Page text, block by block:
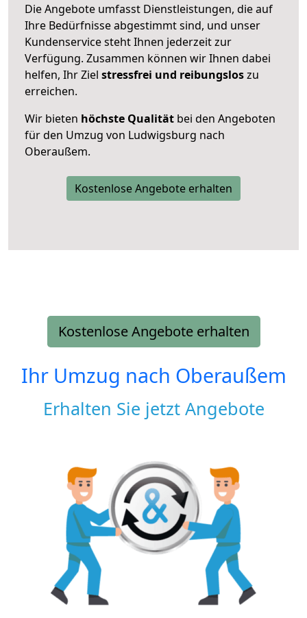
Die Angebote umfasst Dienstleistungen, die auf
Ihre Bedürfnisse abgestimmt sind, und unser
Kundenservice steht Ihnen jederzeit zur
Verfügung. Zusammen können wir Ihnen dabei
helfen, Ihr Ziel stressfrei und reibungsloszu
erreichen.
Wir bieten höchste Qualität bei den Angeboten
für den Umzug von Ludwigsburg nach
Oberaußem.
Kostenlose Angebote erhalten
Kostenlose Angebote erhalten
Ihr Umzug nach Oberaußem
Erhalten Sie jetzt Angebote